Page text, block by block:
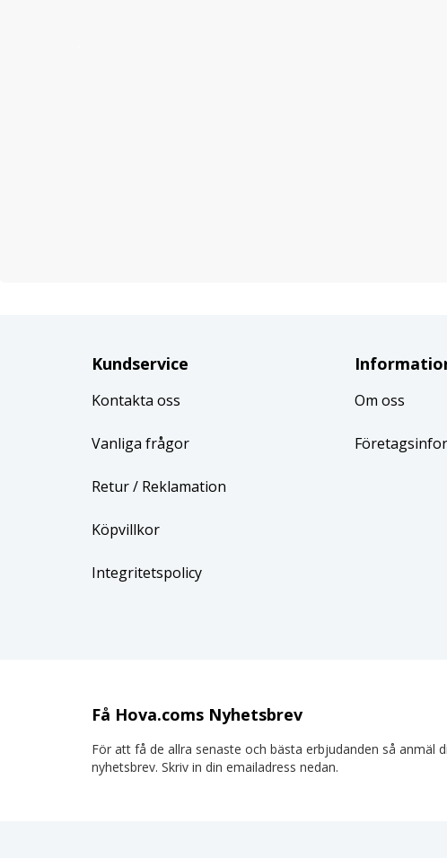
Kundservice
Kontakta oss
Vanliga frågor
Retur/ Reklamation
Köpvillkor
Integritetspolicy
Om oss
Få Hova.coms Nyhetsbrev
För att få de allra senaste och bästa erbjudanden så anmäl
nyhetsbrev. Skriv in din emailadress nedan.